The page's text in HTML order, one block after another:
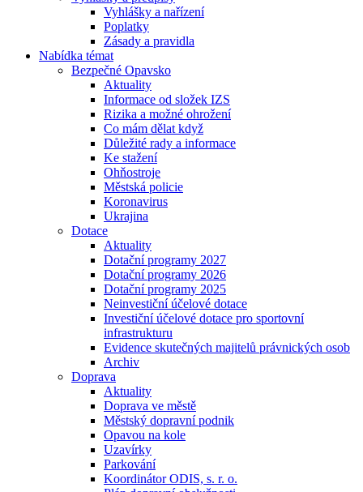
Vyhlášky a nařízení
Poplatky
Zásady a pravidla
Nabídka témat
Bezpečné Opavsko
Aktuality
Informace od složek IZS
Rizika a možné ohrožení
Co mám dělat když
Důležité rady a informace
Ke stažení
Ohňostroje
Městská policie
Koronavirus
Ukrajina
Dotace
Aktuality
Dotační programy 2027
Dotační programy 2026
Dotační programy 2025
Neinvestiční účelové dotace
Investiční účelové dotace pro sportovní
infrastrukturu
Evidence skutečných majitelů právnických osob
Archiv
Doprava
Aktuality
Doprava ve městě
Městský dopravní podnik
Opavou na kole
Uzavírky
Parkování
Koordinátor ODIS, s. r. o.